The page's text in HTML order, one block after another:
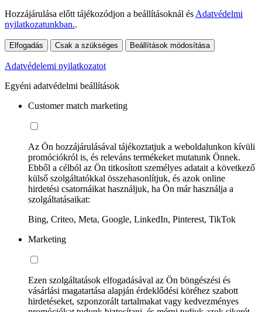
Hozzájárulása előtt tájékozódjon a beállításoknál és Adatvédelmi
nyilatkozatunkban..
Elfogadás Csak a szükséges Beállítások módosítása
Adatvédelemi nyilatkozatot
Egyéni adatvédelmi beállítások
Customer match marketing
Az Ön hozzájárulásával tájékoztatjuk a weboldalunkon kívüli
promóciókról is, és releváns termékeket mutatunk Önnek.
Ebből a célból az Ön titkosított személyes adatait a következő
külső szolgáltatókkal összehasonlítjuk, és azok online
hirdetési csatornáikat használjuk, ha Ön már használja a
szolgáltatásaikat:
Bing, Criteo, Meta, Google, LinkedIn, Pinterest, TikTok
Marketing
Ezen szolgáltatások elfogadásával az Ön böngészési és
vásárlási magatartása alapján érdeklődési köréhez szabott
hirdetéseket, szponzorált tartalmakat vagy kedvezményes